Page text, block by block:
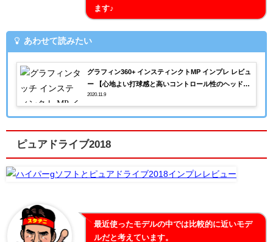
ます♪
あわせて読みたい
グラフィン360+ インスティンクトMP インプレ レビュ
ー 【心地よい打球感と高いコントロール性のヘッドラ
ケット】
2020.11.9
ピュアドライブ2018
最近使ったモデルの中では比較的に近いモデ
ルだと考えています。